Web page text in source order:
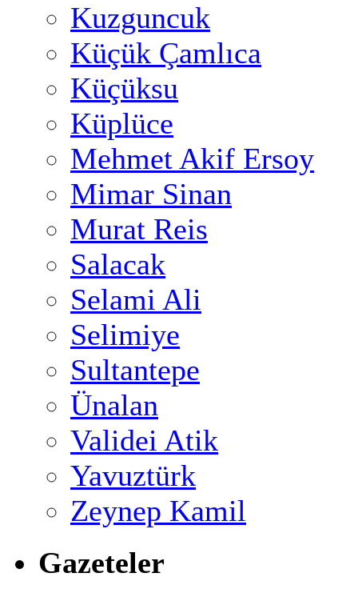
Kuzguncuk
Küçük Çamlıca
Küçüksu
Küplüce
Mehmet Akif Ersoy
Mimar Sinan
Murat Reis
Salacak
Selami Ali
Selimiye
Sultantepe
Ünalan
Validei Atik
Yavuztürk
Zeynep Kamil
Gazeteler